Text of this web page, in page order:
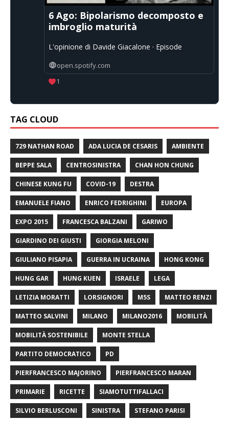
6 Ago: Bipolarismo decomposto e
imbroglio maturità
L'opinione di Davide Giacalone · Episode
open.spotify.com
1
TAG CLOUD
729 NATHAN ROAD ADA LUCIA DE CESARIS AMBIENTE
BEPPE SALA CENTROSINISTRA CHAN HON CHUNG
CHINESE KUNG FU COVID-19 DESTRA
EMANUELE FIANO ENRICO FEDRIGHINI EUROPA
EXPO 2015 FRANCESCA BALZANI GARIWO
GIARDINO DEI GIUSTI GIORGIA MELONI
GIULIANO PISAPIA GUERRA IN UCRAINA HONG KONG
HUNG GAR HUNG KUEN ISRAELE LEGA
LETIZIA MORATTI LORSIGNORI M5S MATTEO RENZI
MATTEO SALVINI MILANO MILANO2016 MOBILITÀ
MOBILITÀ SOSTENIBILE MONTE STELLA
PARTITO DEMOCRATICO PD
PIERFRANCESCO MAJORINO PIERFRANCESCO MARAN
PRIMARIE RICETTE SIAMOTUTTIFALLACI
SILVIO BERLUSCONI SINISTRA STEFANO PARISI